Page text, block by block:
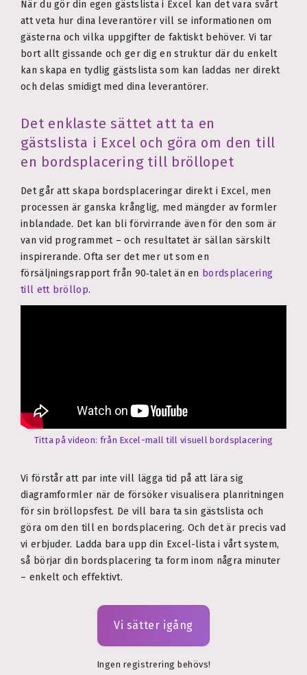
När du gör din egen gästslista i Excel kan det vara svårt
att veta hur dina leverantörer vill se informationen om
gästerna och vilka uppgifter de faktiskt behöver. Vi tar
bort allt gissande och ger dig en struktur där du enkelt
kan skapa en tydlig gästslista som kan laddas ner direkt
och delas smidigt med dina leverantörer.
Det enklaste sättet att ta en
gästslista i Excel och göra om den till
en bordsplacering till bröllopet
Det går att skapa bordsplaceringar direkt i Excel, men
processen är ganska krånglig, med mängder av formler
inblandade. Det kan bli förvirrande även för den som är
van vid programmet – och resultatet är sällan särskilt
inspirerande. Ofta ser det mer ut som en
försäljningsrapport från 90‑talet än en bordsplacering
till ett bröllop.
Titta på videon: från Excel-mall till visuell bordsplacering
Vi förstår att par inte vill lägga tid på att lära sig
diagramformler när de försöker visualisera planritningen
för sin bröllopsfest. De vill bara ta sin gästslista och
göra om den till en bordsplacering. Och det är precis vad
vi erbjuder. Ladda bara upp din Excel-lista i vårt system,
så börjar din bordsplacering ta form inom några minuter
– enkelt och effektivt.
Vi sätter igång
Ingen registrering behövs!